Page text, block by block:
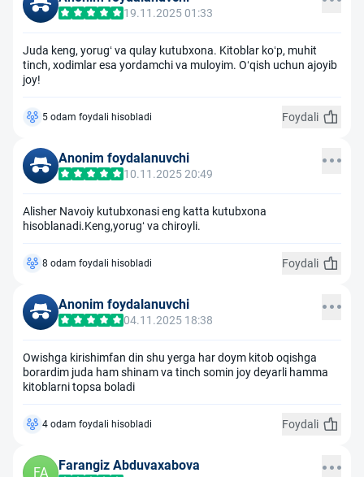
19.11.2025 01:33
Juda keng, yorug‘ va qulay kutubxona. Kitoblar ko‘p, muhit
tinch, xodimlar esa yordamchi va muloyim. O‘qish uchun ajoyib
joy!
Foydali
5 odam foydali hisobladi
Anonim foydalanuvchi
10.11.2025 20:49
Alisher Navoiy kutubxonasi eng katta kutubxona
hisoblanadi.Keng,yorugʻ va chiroyli.
Foydali
8 odam foydali hisobladi
Anonim foydalanuvchi
04.11.2025 18:38
Owishga kirishimfan din shu yerga har doym kitob oqishga
borardim juda ham shinam va tinch somin joy deyarli hamma
kitoblarni topsa boladi
Foydali
4 odam foydali hisobladi
FA Farangiz Abduvaxabova